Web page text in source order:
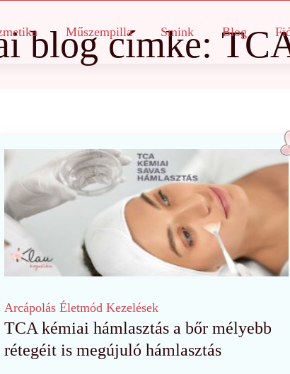
Műszempilla Smink Blog
blogcímke:
Arcápolás Életmód Kezelések
TCA kémiai hámlasztás a bőr mélyebb
rétegéit is megújuló hámlasztás